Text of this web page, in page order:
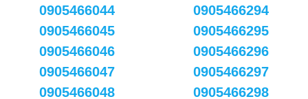
0905466044
0905466045
0905466046
0905466047
0905466048
0905466294
0905466295
0905466296
0905466297
0905466298